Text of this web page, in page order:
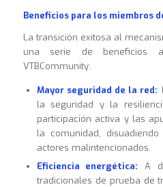
Beneficios para los miembros
La transición exitosa al
una serie de beneficios
VTBCommunity:
Mayor seguridad de la red:
la seguridad y la
participación activa y las
la comunidad,
actores malintencionados.
Eficiencia energética: A
tradicionales de prueba de